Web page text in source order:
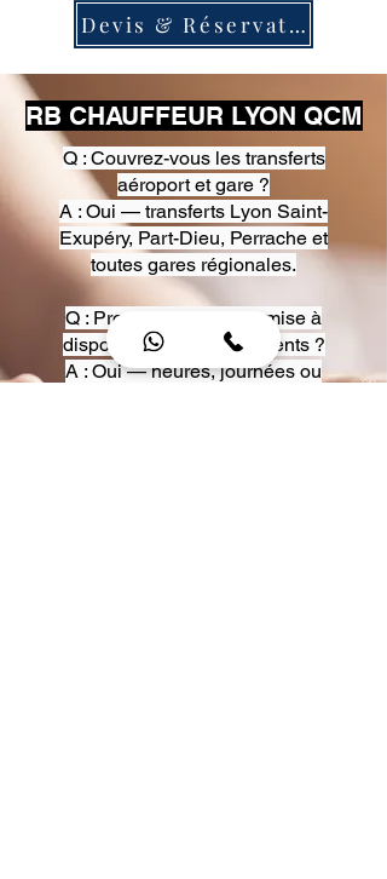
Devis & Réservation
RB CHAUFFEUR LYON QCM
Q : Couvrez-vous les transferts
aéroport et gare ?
A : Oui — transferts Lyon Saint-
Exupéry, Part-Dieu, Perrache et
toutes gares régionales.
Q : Proposez-vous une mise à
disposition pour événements ?
A : Oui — heures, journées ou